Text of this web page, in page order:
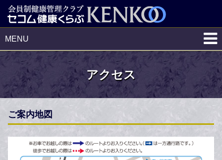
MENU
アクセス
ご案内地図